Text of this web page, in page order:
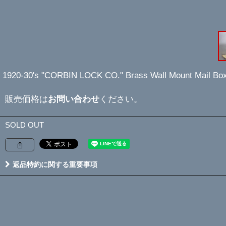
1920-30's "CORBIN LOCK CO." Brass Wall Mount Mail
販売価格はお問い合わせ ください。
SOLD OUT
返品特約に関する重要事項